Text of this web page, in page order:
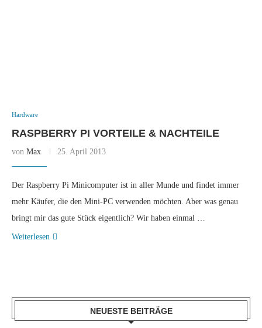
Hardware
RASPBERRY PI VORTEILE & NACHTEILE
von Max 25. April 2013
Der Raspberry Pi Minicomputer ist in aller Munde und findet immer
mehr Käufer, die den Mini-PC verwenden möchten. Aber was genau
bringt mir das gute Stück eigentlich? Wir haben einmal …
Weiterlesen
NEUESTE BEITRÄGE